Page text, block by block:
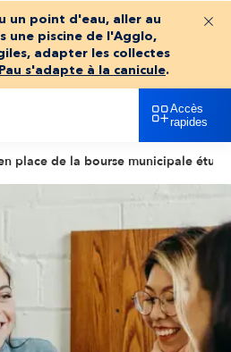
un point d'eau, aller au
une piscine de l'Agglo,
adapter les collectes
s'adapte à la canicule.
Accès
rapides
place de la bourse municipale